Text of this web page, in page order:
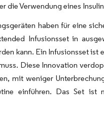
die Verwendung eines
haben für eine
Infusionsset in
kann. Ein Infusionsset
Diese Innovation
mit weniger
einführen. Das Set ist